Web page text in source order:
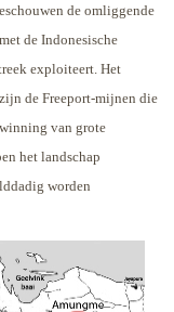
de omliggende
de Indonesische
exploiteert. Het
de Freeport-mijnen die
van grote
het landschap
worden